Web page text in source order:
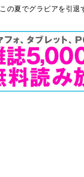
この夏でグラビアを引退